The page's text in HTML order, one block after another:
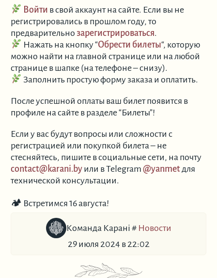
Войти в свой аккаунт на сайте. Если вы не
регистрировались в прошлом году, то
предварительно зарегистрироваться.
Нажать на кнопку “Обрести билеты“, которую
можно найти на главной странице или на любой
странице в шапке (на телефоне – снизу).
Заполнить простую форму заказа и оплатить.
После успешной оплаты ваш билет появится в
профиле на сайте в разделе “Билеты”!
Если у вас будут вопросы или сложности с
регистрацией или покупкой билета – не
стесняйтесь, пишите в социальные сети, на почту
contact@karani.by или в Telegram@yanmetдля
технической консультации.
🏕 Встретимся 16 августа!
Команда Карані # Новости
29 июля 2024 в 22:02